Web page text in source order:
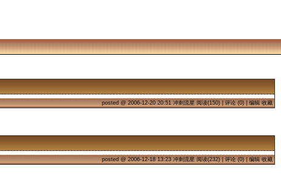
posted @2006-12-20 20:51冲刺流星 阅读(150) |评论 (0)|编辑 收藏
posted @2006-12-18 13:23冲刺流星 阅读(232) |评论 (0)|编辑 收藏